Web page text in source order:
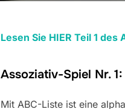
Lesen Sie HIER Teil 1 des
Assoziativ-Spiel Nr.
Mit ABC-Liste ist eine